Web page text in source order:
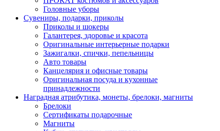
Головные уборы
Сувениры, подарки, приколы
Приколы и шокеры
Галантерея, здоровье и красота
Оригинальные интерьерные подарки
Зажигалки, спички, пепельницы
Авто товары
Канцелярия и офисные товары
Оригинальная посуда и кухонные
принадлежности
Наградная атрибутика, монеты, брелоки, магниты
Брелоки
Сертификаты подарочные
Магниты